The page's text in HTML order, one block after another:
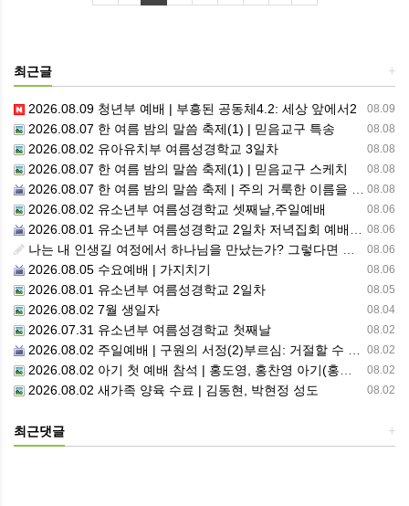
+
최근글
08.09
2026.08.09 청년부 예배 | 부흥된 공동체4.2: 세상 앞에서2
08.08
2026.08.07 한 여름 밤의 말씀 축제(1) | 믿음교구 특송
08.08
2026.08.02 유아유치부 여름성경학교 3일차
08.08
2026.08.07 한 여름 밤의 말씀 축제(1) | 믿음교구 스케치
08.08
2026.08.07 한 여름 밤의 말씀 축제 | 주의 거룩한 이름을 위하여 기도합시다
08.06
2026.08.02 유소년부 여름성경학교 셋째날,주일예배
08.06
2026.08.01 유소년부 여름성경학교 2일차 저녁집회 예배 실황
08.06
나는 내 인생길 여정에서 하나님을 만났는가? 그렇다면 나의 삶은 어떠한가? 자신을 돌아 봅니다.
08.06
2026.08.05 수요예배 | 가지치기
08.05
2026.08.01 유소년부 여름성경학교 2일차
08.04
2026.08.02 7월 생일자
08.02
2026.07.31 유소년부 여름성경학교 첫째날
08.02
2026.08.02 주일예배 | 구원의 서정(2)부르심: 거절할 수 없는 은혜의 시작
08.02
2026.08.02 아기 첫 예배 참석 | 홍도영, 홍찬영 아기(홍석진, 임자현 집사 가정)
08.02
2026.08.02 새가족 양육 수료 | 김동현, 박현정 성도
+
최근댓글